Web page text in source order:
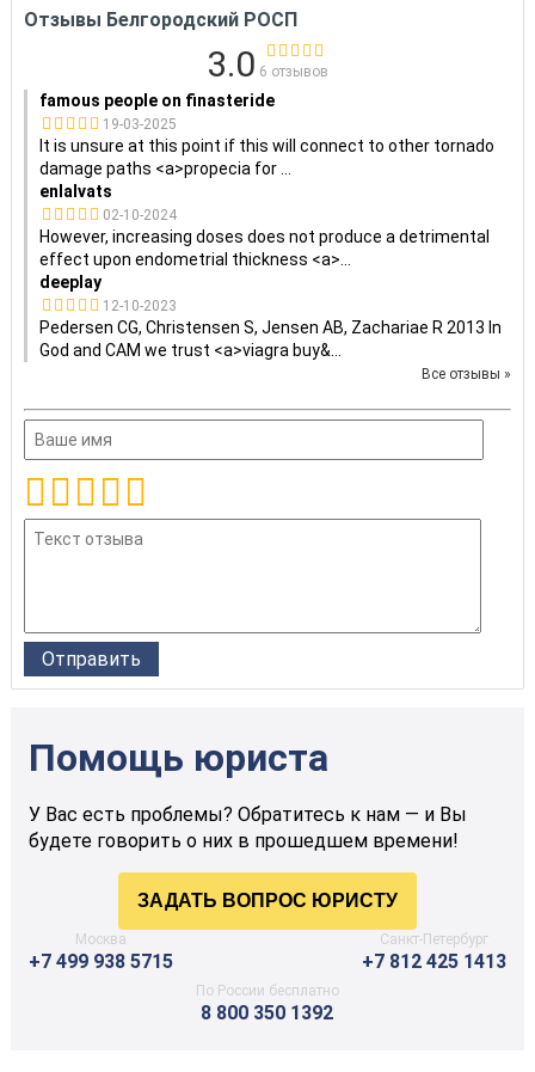
Отзывы Белгородский РОСП
3.0 6 отзывов
famous people on finasteride
19-03-2025
It is unsure at this point if this will connect to other tornado
damage paths <a>propecia for
enlalvats
02-10-2024
However, increasing doses does not produce a detrimental
effect upon endometrial thickness <a>
deeplay
12-10-2023
Pedersen CG, Christensen S, Jensen AB, Zachariae R 2013 In
God and CAM we trust <a>viagra buy&
Все отзывы »
Помощь юриста
У Вас есть проблемы? Обратитесь к нам — и Вы
будете говорить о них в прошедшем времени!
Москва
+7 499 938 5715
Санкт-Петербург
+7 812 425 1413
По России бесплатно
8 800 350 1392